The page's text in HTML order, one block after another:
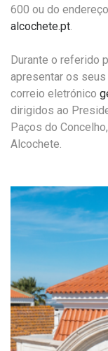
600 ou do
alcochete.pt
Durante o referido
apresentar os
correio eletrónico
dirigidos ao
Paços do
Alcochete.